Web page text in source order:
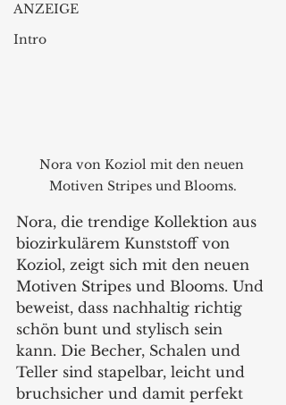
ANZEIGE
Intro
Nora von Koziol mit den neuen
Motiven Stripes und Blooms.
Nora, die trendige Kollektion aus
biozirkulärem Kunststoff von
Koziol, zeigt sich mit den neuen
Motiven Stripes und Blooms. Und
beweist, dass nachhaltig richtig
schön bunt und stylisch sein
kann. Die Becher, Schalen und
Teller sind stapelbar, leicht und
bruchsicher und damit perfekt